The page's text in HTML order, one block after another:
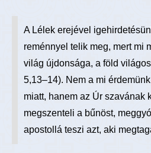
A Lélek erejével
reménnyel telik meg, mert mi
világ újdonsága, a föld
5,13–14). Nem a mi
miatt, hanem az Úr szavának
megszenteli a bűnöst,
apostollá teszi azt, aki